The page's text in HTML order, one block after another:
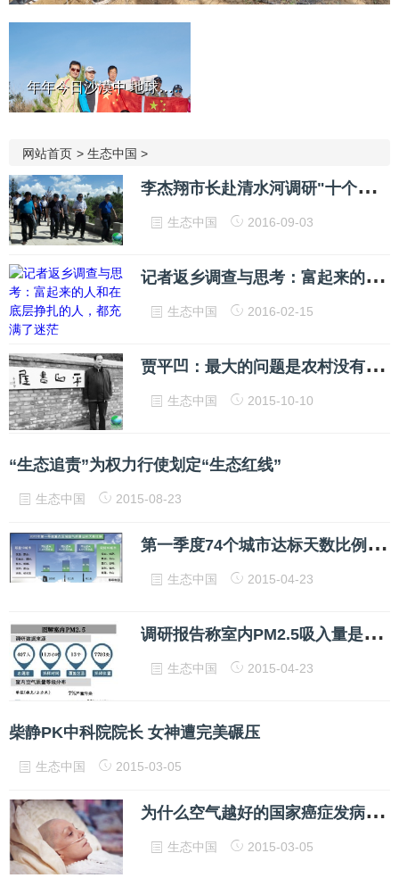
年年今日沙漠中 地球村民在...
网站首页 > 生态中国 >
李
杰翔市长赴清水河调研"十个全覆盖工程与精准扶贫工作并座谈
生态中国 2016-09-03
记
者返乡调查与思考：富起来的人和在底层挣扎的人，都充满了迷茫
生态中国 2016-02-15
贾
平凹：最大的问题是农村没有人了
生态中国 2015-10-10
“生态追责”为权力行使划定“生态红线”
生态中国 2015-08-23
第
一季度74个城市达标天数比例平均为59.7%
生态中国 2015-04-23
调
研报告称室内PM2.5吸入量是室外4倍
生态中国 2015-04-23
柴静PK中科院院长 女神遭完美碾压
生态中国 2015-03-05
为
什么空气越好的国家癌症发病率越高？—对柴静《穹顶之下》的一个误导性说法的澄清
生态中国 2015-03-05